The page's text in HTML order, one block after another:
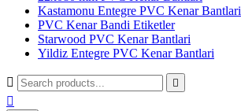
Kastamonu Entegre PVC Kenar Bantlari
PVC Kenar Bandi Etiketler
Starwood PVC Kenar Bantlari
Yildiz Entegre PVC Kenar Bantlari
 
